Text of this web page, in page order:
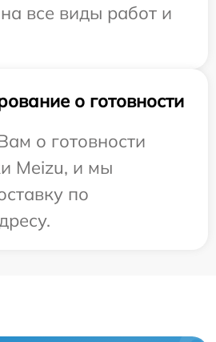
все виды работ и
о готовности
о готовности
Meizu, и мы
по